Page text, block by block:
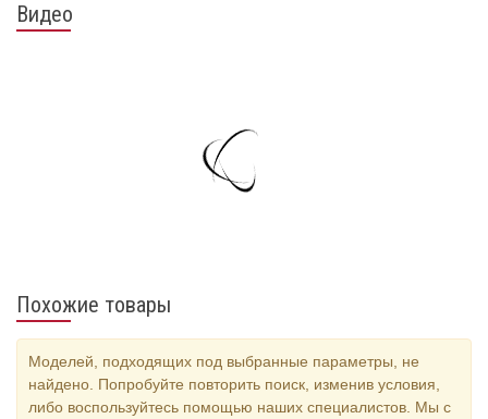
Видео
Похожие товары
Моделей, подходящих под выбранные параметры, не
найдено. Попробуйте повторить поиск, изменив условия,
либо воспользуйтесь помощью наших специалистов. Мы с